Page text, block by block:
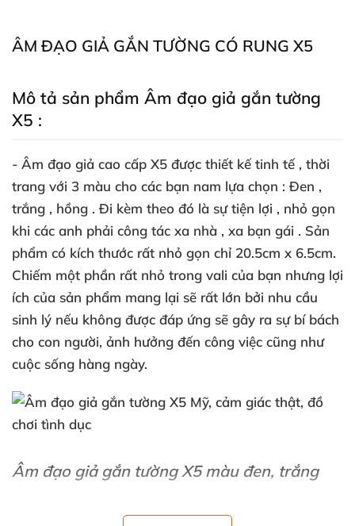
ÂM ĐẠO GIẢ GẮN TƯỜNG CÓ RUNG X5
Mô tả sản phẩm Âm đạo giả gắn tường
X5 :
- Âm đạo giả cao cấp X5 được thiết kế tinh tế , thời
trang với 3 màu cho các bạn nam lựa chọn : Đen ,
trắng , hồng . Đi kèm theo đó là sự tiện lợi , nhỏ gọn
khi các anh phải công tác xa nhà , xa bạn gái . Sản
phẩm có kích thước rất nhỏ gọn chỉ 20.5cm x 6.5cm.
Chiếm một phần rất nhỏ trong vali của bạn nhưng lợi
ích của sản phẩm mang lại sẽ rất lớn bởi nhu cầu
sinh lý nếu không được đáp ứng sẽ gây ra sự bí bách
cho con người, ảnh hưởng đến công việc cũng như
cuộc sống hàng ngày.
Âm đạo giả gắn tường X5 màu đen, trắng